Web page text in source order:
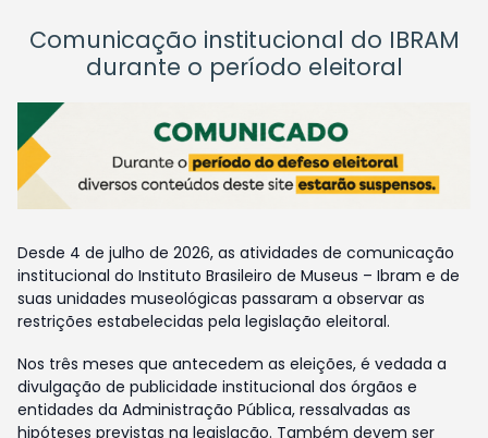
Comunicação institucional do IBRAM
durante o período eleitoral
Desde 4 de julho de 2026, as atividades de comunicação
institucional do Instituto Brasileiro de Museus – Ibram e de
suas unidades museológicas passaram a observar as
restrições estabelecidas pela legislação eleitoral.
Nos três meses que antecedem as eleições, é vedada a
divulgação de publicidade institucional dos órgãos e
entidades da Administração Pública, ressalvadas as
hipóteses previstas na legislação. Também devem ser